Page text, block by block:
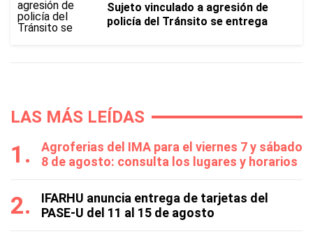
Sujeto vinculado a agresión de
policía del Tránsito se entrega
LAS MÁS LEÍDAS
Agroferias del IMA para el viernes 7 y sábado
8 de agosto: consulta los lugares y horarios
IFARHU anuncia entrega de tarjetas del
PASE-U del 11 al 15 de agosto